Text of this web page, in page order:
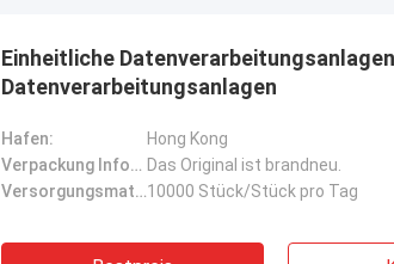
Einheitliche
Datenverarbeitungsanlagen
Hafen:
Hong Kong
Verpackung Informationen: Das Original ist brandneu.
Versorgungsmaterial-Fähigkeit:10000 Stück/Stück pro Tag